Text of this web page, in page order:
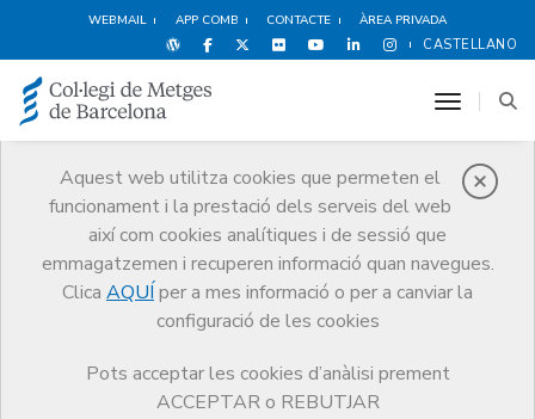
WEBMAIL APP COMB CONTACTE ÀREA PRIVADA
CASTELLANO
Aquest web utilitza cookies que permeten el
funcionament i la prestació dels serveis del web
així com cookies analítiques i de sessió que
emmagatzemen i recuperen informació quan navegues.
Clica AQUÍ per a mes informació o per a canviar la
configuració de les cookies
Pots acceptar les cookies d’anàlisi prement
ACCEPTAR o REBUTJAR
toggle
Notícies
Comunicació
Notícies
Compareixença del Dr. Xavier de las Cuevas davant la Comissió d’Acció
Exterior, Unió Europea i Cooperació del Parlament de Catalunya